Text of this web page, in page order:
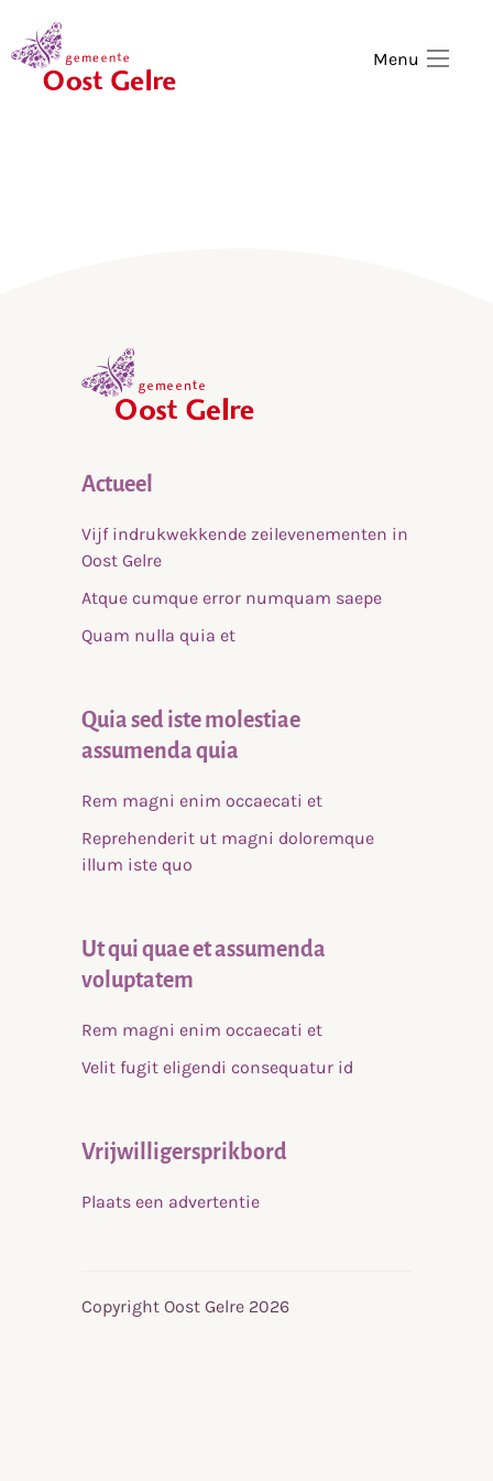
Menu
Actueel
Vijf indrukwekkende zeilevenementen in
Oost Gelre
Atque cumque error numquam saepe
Quam nulla quia et
Quia sed iste molestiae
assumenda quia
Rem magni enim occaecati et
Reprehenderit ut magni doloremque
illum iste quo
Ut qui quae et assumenda
voluptatem
Rem magni enim occaecati et
Velit fugit eligendi consequatur id
Vrijwilligersprikbord
Plaats een advertentie
Copyright Oost Gelre 2026